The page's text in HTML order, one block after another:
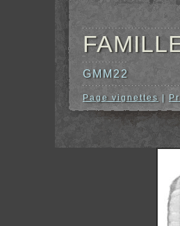
GMM22
Page vignettes